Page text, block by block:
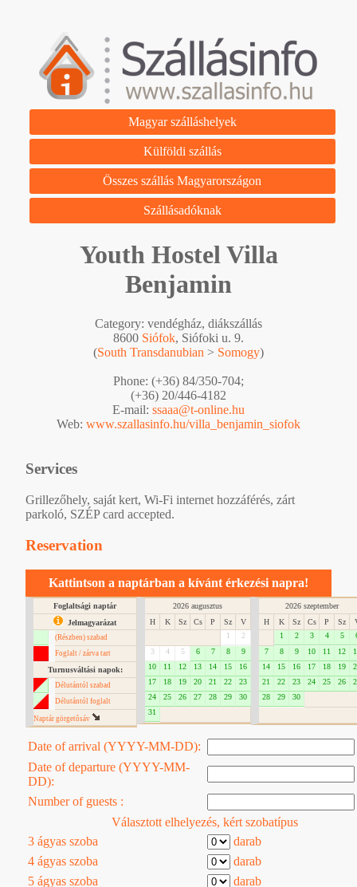
Magyar szálláshelyek
Külföldi szállás
Összes szállás Magyarországon
Szállásadóknak
Youth Hostel Villa
Benjamin
Category: vendégház, diákszállás
8600 Siófok, Siófoki u. 9.
(South Transdanubian > Somogy)
Phone: (+36) 84/350-704;
(+36) 20/446-4182
E-mail: ssaaa@t-online.hu
Web: www.szallasinfo.hu/villa_benjamin_siofok
Services
Grillezőhely, saját kert, Wi-Fi internet hozzáférés, zárt
parkoló, SZÉP card accepted.
Reservation
Kattintson a naptárban a kívánt érkezési napra!
Foglaltsági naptár
Jelmagyarázat
(Részben) szabad
Foglalt / zárva tart
Turnusváltási napok:
Délutántól szabad
Délutántól foglalt
Naptár görgetôsáv
2026 augusztus
H
K Sz Cs P Sz
V
1
2
3
4 5 6 7 8
9
10
11 12 13 14 15
16
17
18 19 20 21 22
23
24
25 26 27 28 29
30
31
2026 szeptember
H
K Sz Cs P Sz
1
2 3 4 5
7
8 9 10 11 12
14
15 16 17 18 19
21
22 23 24 25 26
28
29 30
Date of arrival (YYYY-MM-DD):
Date of departure (YYYY-MM-
DD):
Number of guests :
Választott elhelyezés, kért szobatípus
3 ágyas szoba
darab
4 ágyas szoba
darab
5 ágyas szoba
darab